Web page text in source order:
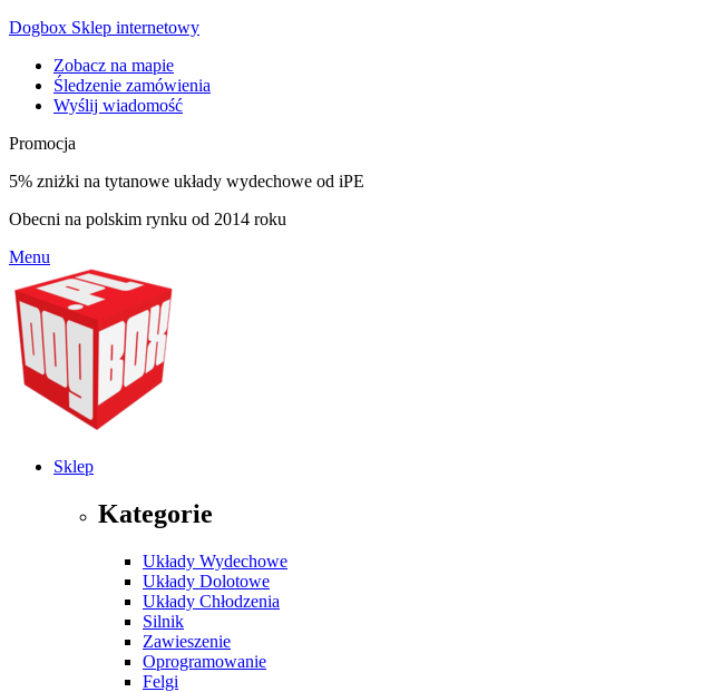
Dogbox Sklep internetowy
Zobacz na mapie
Śledzenie zamówienia
Wyślij wiadomość
Promocja
5% zniżki na tytanowe układy wydechowe od iPE
Obecni na polskim rynku od 2014 roku
Menu
Sklep
Kategorie
Układy Wydechowe
Układy Dolotowe
Układy Chłodzenia
Silnik
Zawieszenie
Oprogramowanie
Felgi